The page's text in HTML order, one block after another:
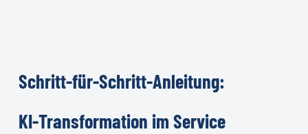
Schritt-für-Schritt-Anleitung:
KI-Transformation im Service